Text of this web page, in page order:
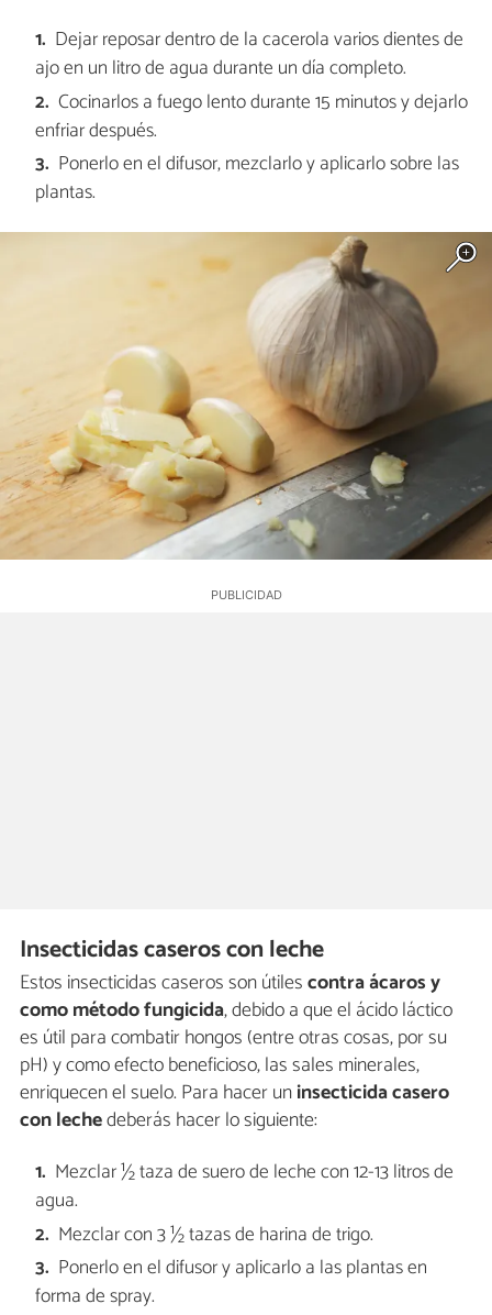
Dejar reposar dentro de la cacerola varios dientes de
ajo en un litro de agua durante un día completo.
Cocinarlos a fuego lento durante 15 minutos y dejarlo
enfriar después.
Ponerlo en el difusor, mezclarlo y aplicarlo sobre las
plantas.
Insecticidas caseros con leche
Estos insecticidas caseros son útilescontra ácaros y
como método fungicida, debido a que el ácido láctico
es útil para combatir hongos (entre otras cosas, por su
pH) y como efecto beneficioso, las sales minerales,
enriquecen el suelo. Para hacer uninsecticida casero
con lechedeberás hacer lo siguiente:
Mezclar ½ taza de suero de leche con 12-13 litros de
agua.
Mezclar con 3 ½ tazas de harina de trigo.
Ponerlo en el difusor y aplicarlo a las plantas en
forma de spray.